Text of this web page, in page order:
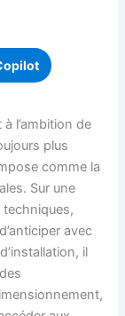
l’ambition de
plus
comme la
Sur une
techniques,
avec
il